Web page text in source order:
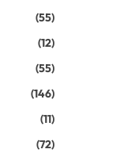
(55)
(12)
(55)
(146)
(11)
(72)